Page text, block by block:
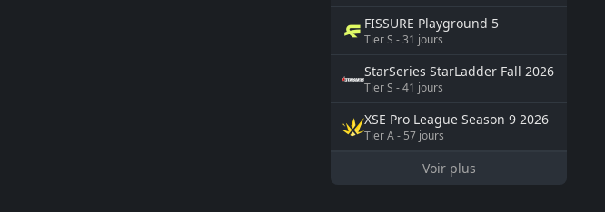
FISSURE Playground 5
TierS -31 jours
StarSeries StarLadder Fall 2026
TierS -41 jours
XSE Pro League Season 9 2026
TierA- 57 jours
Voir plus